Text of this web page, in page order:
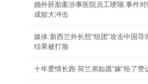
婚外胚胎案涉事医院员工哽咽:事件对
成较大冲击
媒体:新西兰外长想"组团"攻击中国导
结果被打脸
十年爱情长跑 荷兰弟如愿“嫁”给了赞